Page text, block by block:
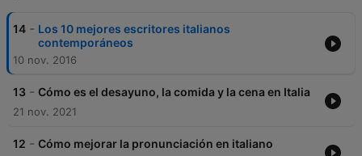
14 - Los 10 mejores escritores italianos
contemporáneos
10 nov. 2016
13 - Cómo es el desayuno, la comida y la cena en Italia
21 nov. 2021
12 - Cómo mejorar la pronunciación en italiano